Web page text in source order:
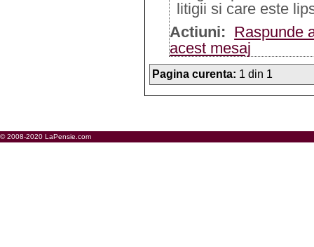
litigii si care este
Actiuni: Raspunde
acest mesaj
Pagina curenta: 1 din 1
© 2008-2020 LaPensie.com